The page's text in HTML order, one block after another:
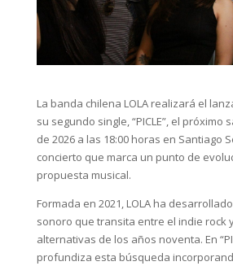
La banda chilena LOLA realizará el
su segundo single, “PICLE”, el próximo
de 2026 a las 18:00 horas en Santiago
concierto que marca un punto de
propuesta musical.
Formada en 2021, LOLA ha
sonoro que transita entre el indie rock
alternativas de los años noventa. En
profundiza esta búsqueda